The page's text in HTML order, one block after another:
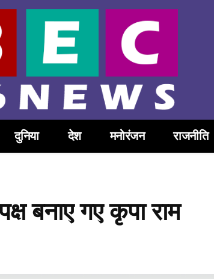
दुनिया देश मनोरंजन राजनीति
बनाए गए कृपा राम